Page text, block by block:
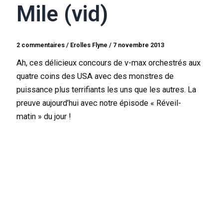
Mile (vid)
2 commentaires / Erolles Flyne/ 7 novembre 2013
Ah, ces délicieux concours de v-max orchestrés aux
quatre coins des USA avec des monstres de
puissance plus terrifiants les uns que les autres. La
preuve aujourd’hui avec notre épisode « Réveil-
matin » du jour !